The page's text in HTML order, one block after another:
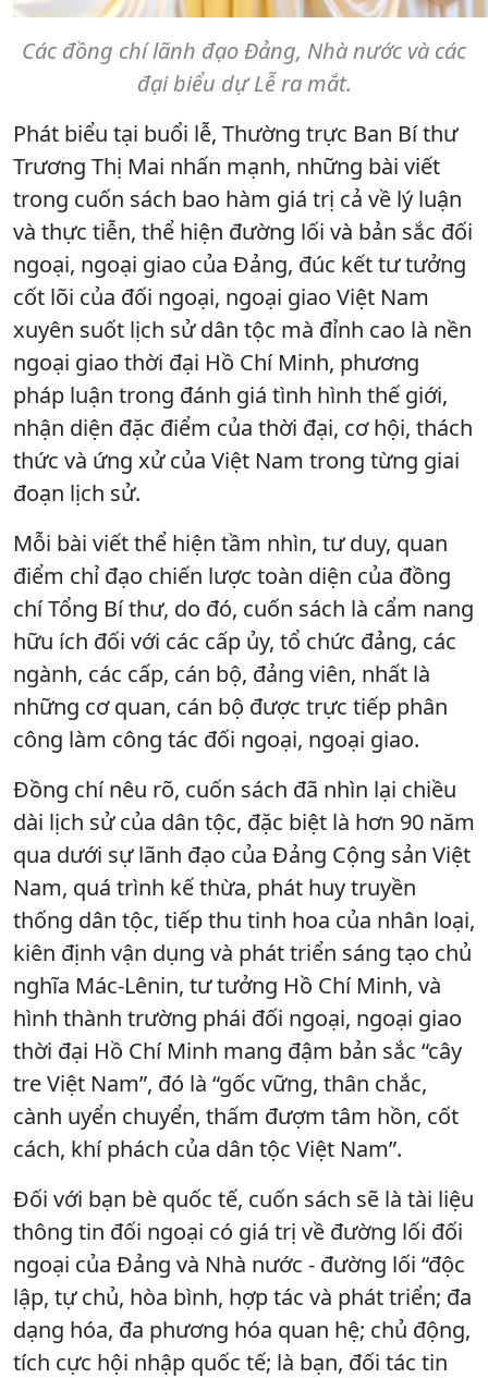
Các đồng chí lãnh đạo Đảng, Nhà nước và các
đại biểu dự Lễ ra mắt.
Phát biểu tại buổi lễ, Thường trực Ban Bí thư
Trương Thị Mai nhấn mạnh, những bài viết
trong cuốn sách bao hàm giá trị cả về lý luận
và thực tiễn, thể hiện đường lối và bản sắc đối
ngoại, ngoại giao của Đảng, đúc kết tư tưởng
cốt lõi của đối ngoại, ngoại giao Việt Nam
xuyên suốt lịch sử dân tộc mà đỉnh cao là nền
ngoại giao thời đại Hồ Chí Minh, phương
pháp luận trong đánh giá tình hình thế giới,
nhận diện đặc điểm của thời đại, cơ hội, thách
thức và ứng xử của Việt Nam trong từng giai
đoạn lịch sử.
Mỗi bài viết thể hiện tầm nhìn, tư duy, quan
điểm chỉ đạo chiến lược toàn diện của đồng
chí Tổng Bí thư, do đó, cuốn sách là cẩm nang
hữu ích đối với các cấp ủy, tổ chức đảng, các
ngành, các cấp, cán bộ, đảng viên, nhất là
những cơ quan, cán bộ được trực tiếp phân
công làm công tác đối ngoại, ngoại giao.
Đồng chí nêu rõ, cuốn sách đã nhìn lại chiều
dài lịch sử của dân tộc, đặc biệt là hơn 90 năm
qua dưới sự lãnh đạo của Đảng Cộng sản Việt
Nam, quá trình kế thừa, phát huy truyền
thống dân tộc, tiếp thu tinh hoa của nhân loại,
kiên định vận dụng và phát triển sáng tạo chủ
nghĩa Mác-Lênin, tư tưởng Hồ Chí Minh, và
hình thành trường phái đối ngoại, ngoại giao
thời đại Hồ Chí Minh mang đậm bản sắc “cây
tre Việt Nam”, đó là “gốc vững, thân chắc,
cành uyển chuyển, thấm đượm tâm hồn, cốt
cách, khí phách của dân tộc Việt Nam”.
Đối với bạn bè quốc tế, cuốn sách sẽ là tài liệu
thông tin đối ngoại có giá trị về đường lối đối
ngoại của Đảng và Nhà nước - đường lối “độc
lập, tự chủ, hòa bình, hợp tác và phát triển; đa
dạng hóa, đa phương hóa quan hệ; chủ động,
tích cực hội nhập quốc tế; là bạn, đối tác tin